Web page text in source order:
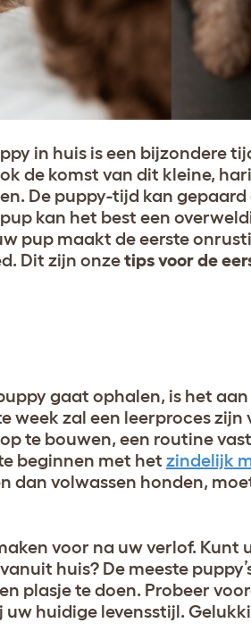
in huis is een bijzondere
de komst van dit kleine,
De puppy-tijd kan
kan het best een
pup maakt de eerste
Dit zijn onzetips voor de
gaat ophalen, is het
week zal een leerproces
te bouwen, een routine
beginnen met het zindelijk
dan volwassen honden,
voor na uw verlof.
huis? De meeste
plasje te doen. Probeer
huidige levensstijl.